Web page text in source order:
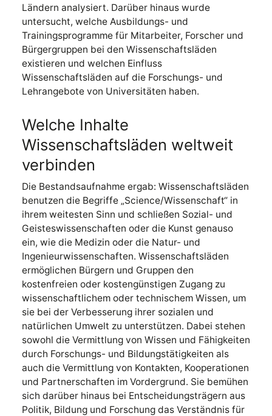
Ländern analysiert. Darüber hinaus wurde
untersucht, welche Ausbildungs- und
Trainingsprogramme für Mitarbeiter, Forscher und
Bürgergruppen bei den Wissenschaftsläden
existieren und welchen Einfluss
Wissenschaftsläden auf die Forschungs- und
Lehrangebote von Universitäten haben.
Welche Inhalte
Wissenschaftsläden weltweit
verbinden
Die Bestandsaufnahme ergab: Wissenschaftsläden
benutzen die Begriffe „Science/Wissenschaft“ in
ihrem weitesten Sinn und schließen Sozial- und
Geisteswissenschaften oder die Kunst genauso
ein, wie die Medizin oder die Natur- und
Ingenieurwissenschaften. Wissenschaftsläden
ermöglichen Bürgern und Gruppen den
kostenfreien oder kostengünstigen Zugang zu
wissenschaftlichem oder technischem Wissen, um
sie bei der Verbesserung ihrer sozialen und
natürlichen Umwelt zu unterstützen. Dabei stehen
sowohl die Vermittlung von Wissen und Fähigkeiten
durch Forschungs- und Bildungstätigkeiten als
auch die Vermittlung von Kontakten, Kooperationen
und Partnerschaften im Vordergrund. Sie bemühen
sich darüber hinaus bei Entscheidungsträgern aus
Politik, Bildung und Forschung das Verständnis für